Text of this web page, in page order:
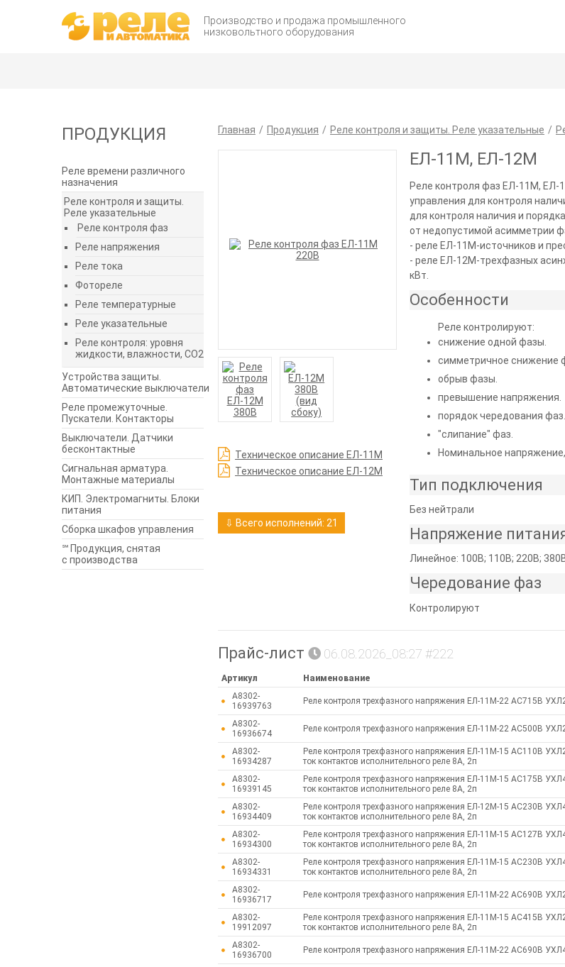
Производство и продажа промышленного
низковольтного оборудования
ПРОДУКЦИЯ
Реле времени различного
назначения
Реле контроля и защиты.
Реле указательные
Реле контроля фаз
Реле напряжения
Реле тока
Фотореле
Реле температурные
Реле указательные
Реле контроля: уровня
жидкости, влажности, СО2
Устройства защиты.
Автоматические выключатели
Реле промежуточные.
Пускатели. Контакторы
Выключатели. Датчики
бесконтактные
Сигнальная арматура.
Монтажные материалы
КИП. Электромагниты. Блоки
питания
Сборка шкафов управления
℠ Продукция, снятая
с производства
Главная Продукция Реле контроля и защиты. Реле указательные
Техническое описание ЕЛ-11М
Техническое описание ЕЛ-12М
⇩ Всего исполнений: 21
ЕЛ-11М, ЕЛ-12М
Реле контроля фаз ЕЛ-11М, ЕЛ-
управления для контроля
для контроля наличия и
от недопустимой асимметрии
- реле ЕЛ-11М-источников и
- реле ЕЛ-12М-трехфазных
кВт.
Особенности
Реле контролируют:
снижение одной фазы.
симметричное снижение
обрыв фазы.
превышение напряжения.
порядок чередования фаз.
"слипание" фаз.
Номинальное
Тип подключения
Без нейтрали
Напряжение
Линейное: 100В; 110В; 220В;
Чередование фаз
Контролируют
Прайс-лист 06.08.2026_08:27 #222
Артикул Наименование
A8302-
16939763
Реле контроля трехфазного напряжения ЕЛ-11М-22 AC715В УХЛ2
A8302-
16936674
Реле контроля трехфазного напряжения ЕЛ-11М-22 AC500В УХЛ2
A8302-
16934287
Реле контроля трехфазного напряжения ЕЛ-11М-15 AC110В
ток контактов исполнительного реле 8А, 2п
A8302-
16939145
Реле контроля трехфазного напряжения ЕЛ-11М-15 AC175В
ток контактов исполнительного реле 8А, 2п
A8302-
16934409
Реле контроля трехфазного напряжения ЕЛ-12М-15 AC230В
ток контактов исполнительного реле 8А, 2п
A8302-
16934300
Реле контроля трехфазного напряжения ЕЛ-11М-15 AC127В
ток контактов исполнительного реле 8А, 2п
A8302-
16934331
Реле контроля трехфазного напряжения ЕЛ-11М-15 AC230В
ток контактов исполнительного реле 8А, 2п
A8302-
16936717
Реле контроля трехфазного напряжения ЕЛ-11М-22 AC690В УХЛ2
A8302-
19912097
Реле контроля трехфазного напряжения ЕЛ-11М-15 AC415В
ток контактов исполнительного реле 8А, 2п
A8302-
16936700
Реле контроля трехфазного напряжения ЕЛ-11М-22 AC690В УХЛ4